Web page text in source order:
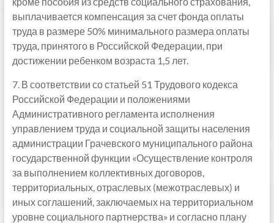
выплачивается компенсация за счет фонда оплаты
труда в размере 50% минимального размера оплаты
труда, принятого в Российской Федерации, при
достижении ребенком возраста 1,5 лет.
7. В соответствии со статьей 51 Трудового кодекса
Российской Федерации и положениями
Административного регламента исполнения
управлением труда и социальной защиты населения
администрации Грачевского муниципального района
государственной функции «Осуществление контроля
за выполнением коллективных договоров,
территориальных, отраслевых (межотраслевых) и
иных соглашений, заключаемых на территориальном
уровне социального партнерства» и согласно плану